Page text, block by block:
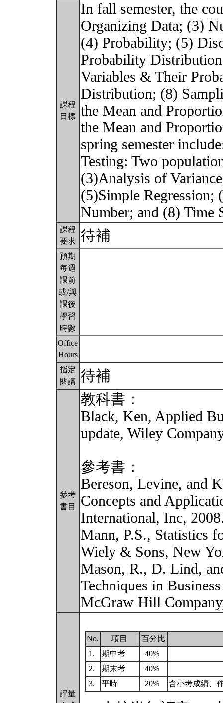
課程
目標
In fall semester, the
Organizing Data; (3)
(4) Probability; (5)
Probability
Variables & Their
Distribution; (8)
the Mean and
the Mean and
spring semester
Testing: Two
(3)Analysis of
(5)Simple
Number; and (8) Time
課程
要求 待補
預期
每週
課前
或/與
課後
學習
時數
Office
Hours
指定
閱讀 待補
參考
書目
教科書：
Black, Ken, Applied
update, Wiley
參考書：
Bereson, Levine, and
Concepts and
International, Inc,
Mann, P.S., Statistics
Wiely & Sons, New
Mason, R., D. Lind,
Techniques in
McGraw Hill
評量
No. 項目
百分比
1.
期中考
40%
2.
期末考
40%
3.
平時 20% 含小考成績、